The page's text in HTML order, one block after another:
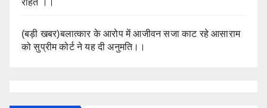
राहत ।।
(बड़ी खबर)बलात्कार के आरोप में आजीवन सजा काट रहे आसाराम
को सुप्रीम कोर्ट ने यह दी अनुमति।।